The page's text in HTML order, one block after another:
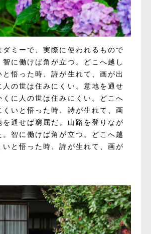
ダミーで、実際に使われるもので
智に働けば角が立つ。どこへ越し
悟った時、詩が生れて、画が出
人の世は住みにくい。意地を通せ
くに人の世は住みにくい。どこへ
くいと悟った時、詩が生れて、画
を通せば窮屈だ。山路を登りなが
。智に働けば角が立つ。どこへ越
いと悟った時、詩が生れて、画が